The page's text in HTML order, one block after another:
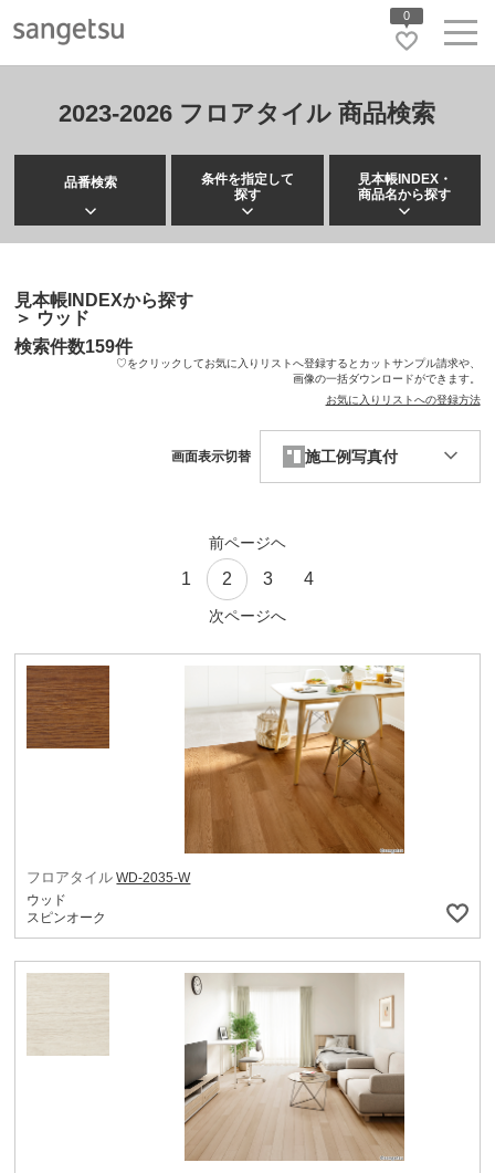
0
2023-2026 フロアタイル 商品検索
品番検索
条件を指定して
探す
見本帳INDEX・
商品名から探す
見本帳INDEXから探す
＞ ウッド
検索件数159件
♡をクリックしてお気に入りリストへ登録するとカットサンプル請求や、
画像の一括ダウンロードができます。
お気に入りリストへの登録方法
画面表示切替 施工例写真付
前ページヘ
1 2 3 4
次ページへ
フロアタイル WD-2035-W
ウッド
スピンオーク